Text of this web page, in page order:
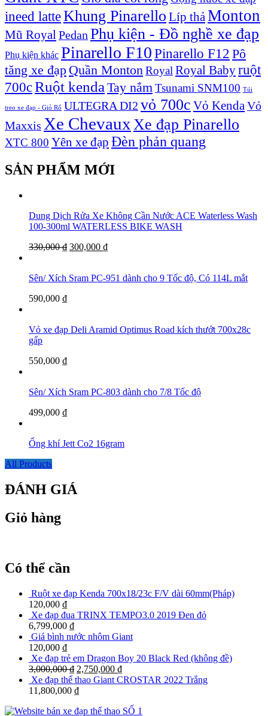
ineed latteKhung Pinarello Líp thảMonton
Mũ Royal Pedan Phụ kiện - Đồ nghề xe đạp
Phụ kiện khác Pinarello F10Pinarello F12 Pô
tăng xe đạp Quần MontonRoyal Royal Babyruột
700cRuột kendaTay nắmTsunami SNM100 Túi
treo xe đạp - Giỏ Rổ ULTEGRA DI2 vỏ 700c Vỏ KendaVỏ
Maxxis Xe ChevauxXe đạp Pinarello
XTC 800 Yên xe đạp Đèn phản quang
SẢN PHẨM MỚI
Dung Dịch Rửa Xe Không Cần Nước ACE Waterless Wash
100-300ml WATERLESS BIKE WASH
330,000₫ 300,000 ₫
Sên/ Xích Sram PC-951 dành cho 9 Tốc độ, Có 114L mắt
590,000 ₫
Vỏ xe đạp Deli Aramid Optimus Road kích thướt 700x28c
gấp
550,000 ₫
Sên/ Xích Sram PC-803 dành cho 7/8 Tốc độ
499,000 ₫
Ống khí Jett Co2 16gram
All Products
ĐÁNH GIÁ
Giỏ hàng
Có thể cần
Ruột xe đạp Kenda 700x18/23c F/V dài 60mm(Pháp)
120,000 ₫
Xe đạp đua TRINX TEMPO3.0 2019 Đen đỏ
6,799,000 ₫
Giá bình nước nhôm Giant
120,000 ₫
Xe đạp trẻ em Dragon Boy 20 Black Red (không đề)
3,000,000₫ 2,750,000 ₫
Xe đạp thể thao Giant CROSTAR 2022 Trắng
11,800,000 ₫